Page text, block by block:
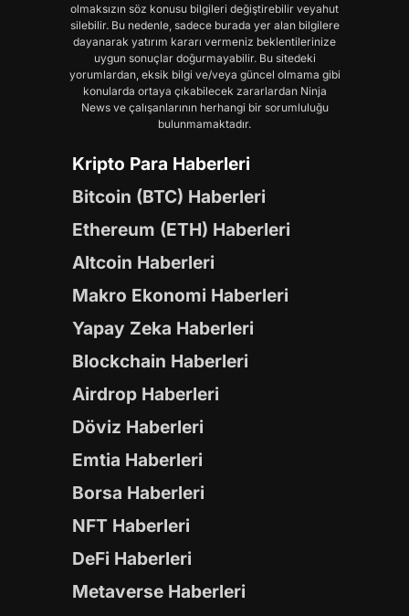
olmaksızın söz konusu bilgileri değiştirebilir veyahut
silebilir. Bu nedenle, sadece burada yer alan bilgilere
dayanarak yatırım kararı vermeniz beklentilerinize
uygun sonuçlar doğurmayabilir. Bu sitedeki
yorumlardan, eksik bilgi ve/veya güncel olmama gibi
konularda ortaya çıkabilecek zararlardan Ninja
News ve çalışanlarının herhangi bir sorumluluğu
bulunmamaktadır.
Kripto Para Haberleri
Bitcoin (BTC) Haberleri
Ethereum (ETH) Haberleri
Altcoin Haberleri
Makro Ekonomi Haberleri
Yapay Zeka Haberleri
Blockchain Haberleri
Airdrop Haberleri
Döviz Haberleri
Emtia Haberleri
Borsa Haberleri
NFT Haberleri
DeFi Haberleri
Metaverse Haberleri